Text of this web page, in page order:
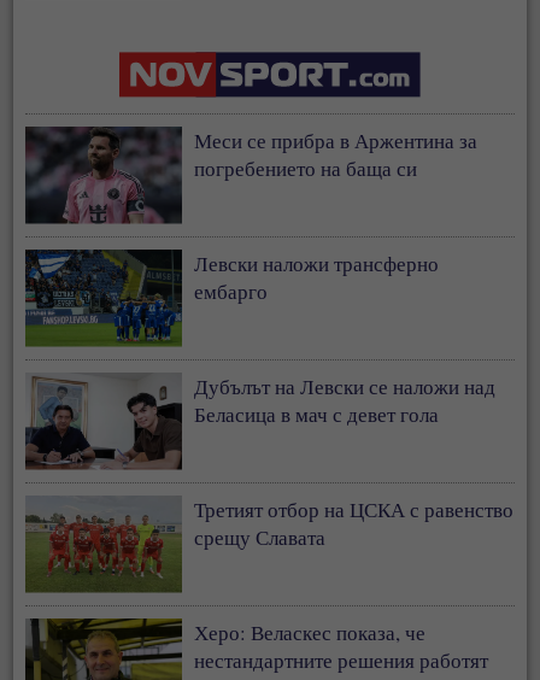
Меси се прибра в Аржентина за
погребението на баща си
Левски наложи трансферно
ембарго
Дубълът на Левски се наложи над
Беласица в мач с девет гола
Третият отбор на ЦСКА с равенство
срещу Славата
Херо: Веласкес показа, че
нестандартните решения работят